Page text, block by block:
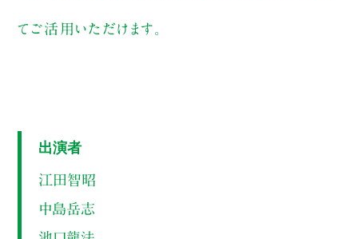
てご活用いただけます。
出演者
江田智昭
中島岳志